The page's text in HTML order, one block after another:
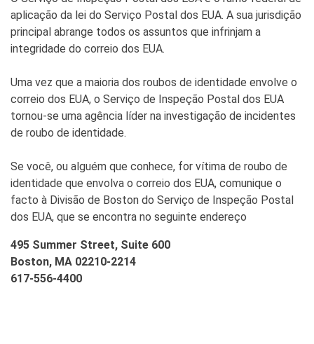
aplicação da lei do Serviço Postal dos EUA. A sua jurisdição
principal abrange todos os assuntos que infrinjam a
integridade do correio dos EUA.
Uma vez que a maioria dos roubos de identidade envolve o
correio dos EUA, o Serviço de Inspeção Postal dos EUA
tornou-se uma agência líder na investigação de incidentes
de roubo de identidade.
Se você, ou alguém que conhece, for vítima de roubo de
identidade que envolva o correio dos EUA, comunique o
facto à Divisão de Boston do Serviço de Inspeção Postal
dos EUA, que se encontra no seguinte endereço
495 Summer Street, Suite 600
Boston, MA 02210-2214
617-556-4400